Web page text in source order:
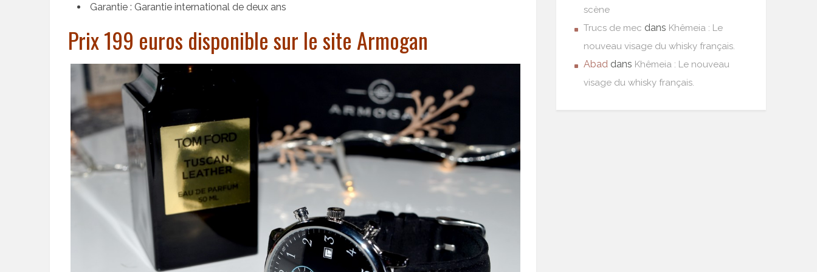
Garantie : Garantie international de deux ans
Prix 199 euros disponible sur le site Armogan
scène
Trucs de mec dans Khêmeia : Le
nouveau visage du whisky français.
Abad dans Khêmeia : Le nouveau
visage du whisky français.